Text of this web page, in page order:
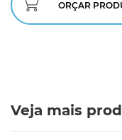
ORÇAR
Veja mais